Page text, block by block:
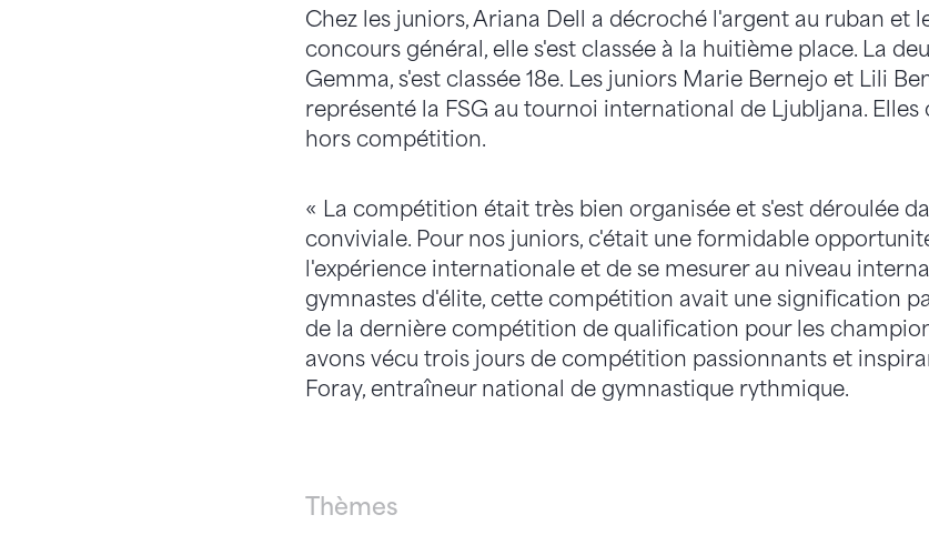
Chez les juniors, Ariana Dell a décroché l'argent au ruban et
concours général, elle s'est classée à la huitième place. La
Gemma, s'est classée 18e. Les juniors Marie Bernejo et Lili
représenté la FSG au tournoi international de Ljubljana.
hors compétition.
« La compétition était très bien organisée et s'est déroulée
conviviale. Pour nos juniors, c'était une formidable
l'expérience internationale et de se mesurer au niveau
gymnastes d'élite, cette compétition avait une signification
de la dernière compétition de qualification pour les
avons vécu trois jours de compétition passionnants et
Foray, entraîneur national de gymnastique rythmique.
Thèmes